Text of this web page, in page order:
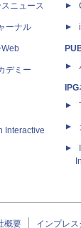
ニュース
ーナル
デミー
Interactive
概要 インプレ